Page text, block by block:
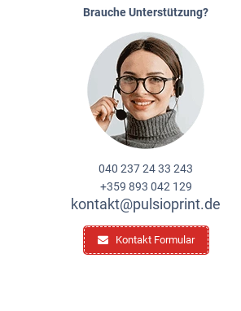
Brauche Unterstützung?
040 237 24 33 243
+359 893 042 129
kontakt@pulsioprint.de
Kontakt Formular